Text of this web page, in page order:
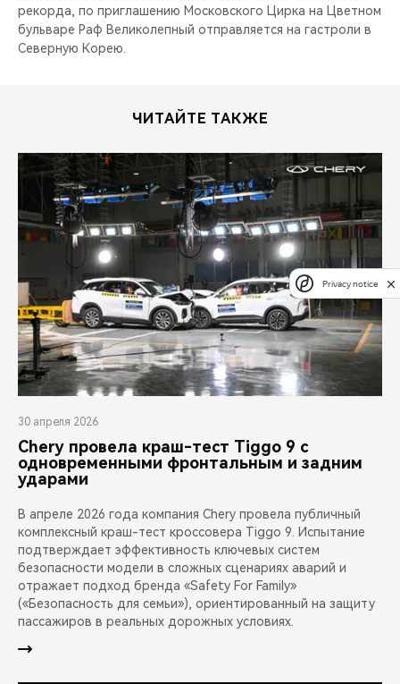
рекорда, по приглашению Московского Цирка на Цветном
бульваре Раф Великолепный отправляется на гастроли в
Северную Корею.
ЧИТАЙТЕ ТАКЖЕ
30 апреля 2026
Chery провела краш-тест Tiggo 9 с
одновременными фронтальным и задним
ударами
В апреле 2026 года компания Chery провела публичный
комплексный краш-тест кроссовера Tiggo 9. Испытание
подтверждает эффективность ключевых систем
безопасности модели в сложных сценариях аварий и
отражает подход бренда «Safety For Family»
(«Безопасность для семьи»), ориентированный на защиту
пассажиров в реальных дорожных условиях.
Privacy notice